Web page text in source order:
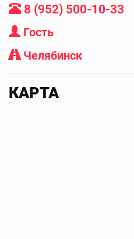
8 (952) 500-10-33
Гость
Челябинск
КАРТА